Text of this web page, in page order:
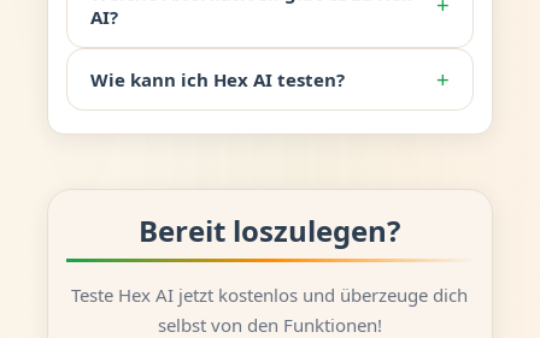
AI?
Wie kann ich Hex AI testen? +
Bereit loszulegen?
Teste Hex AI jetzt kostenlos und überzeuge dich
selbst von den Funktionen!